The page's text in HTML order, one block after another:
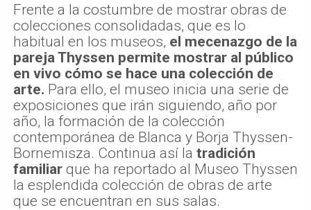
Frente a la costumbre de mostrar obras de
colecciones consolidadas, que es lo
habitual en los museos, el mecenazgo de la
pareja Thyssen permite mostrar al público
en vivo cómo se hace una colección de
arte. Para ello, el museo inicia una serie de
exposiciones que irán siguiendo, año por
año, la formación de la colección
contemporánea de Blanca y Borja Thyssen-
Bornemisza. Continua así la tradición
familiar que ha reportado al Museo Thyssen
la esplendida colección de obras de arte
que se encuentran en sus salas.